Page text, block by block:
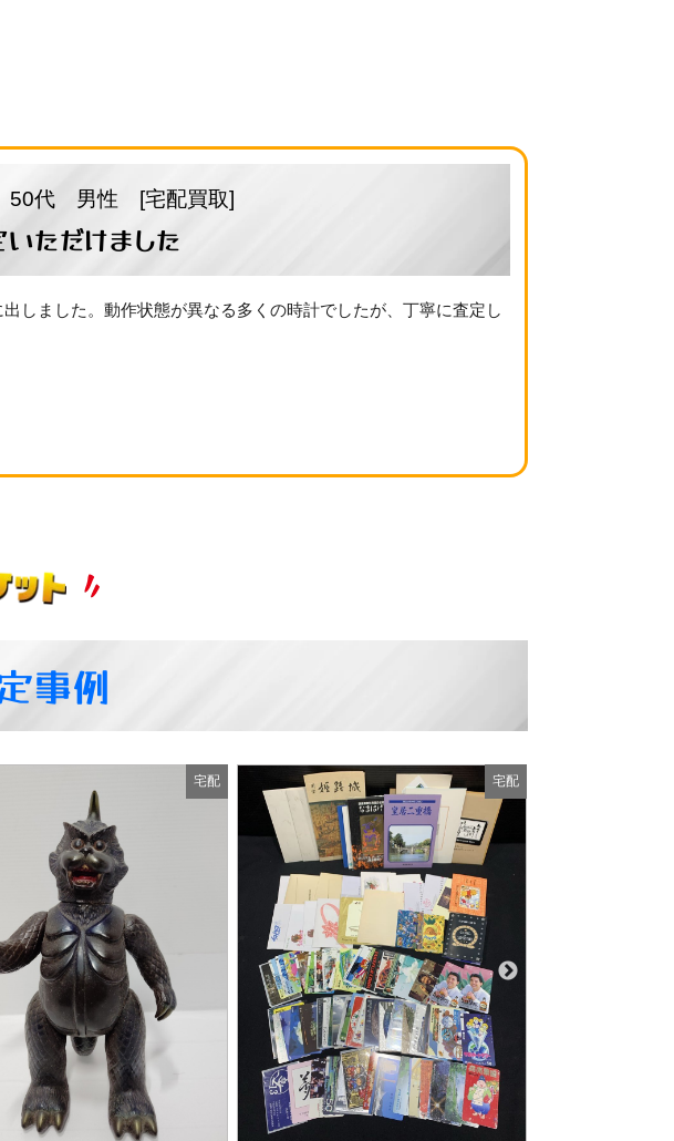
50代 男性 [宅配買取]
ただけました
しました。動作状態が異なる多くの時計でしたが、丁寧に査定し
事例
宅配 宅配
THE BEATLES ビートルズ リミテッドエディション 腕時計 4本セット
商品の状態：C